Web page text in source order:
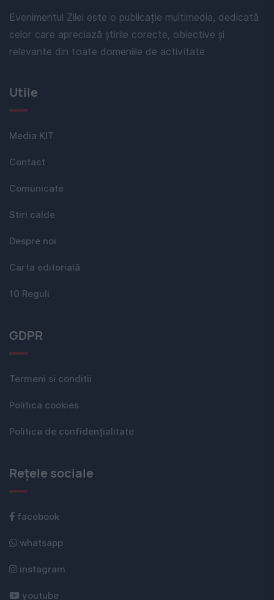
Evenimentul Zilei este o publicație multimedia, dedicată
celor care apreciază știrile corecte, obiective și
relevante din toate domeniile de activitate
Utile
Media KIT
Contact
Comunicate
Stiri calde
Despre noi
Carta editorială
10 Reguli
GDPR
Termeni si conditii
Politica cookies
Politica de confidențialitate
Rețele sociale
facebook
whatsapp
instagram
youtube